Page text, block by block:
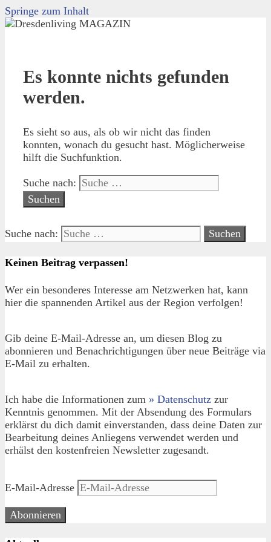
Springe zum Inhalt
Es konnte nichts gefunden
werden.
Es sieht so aus, als ob wir nicht das finden
konnten, wonach du gesucht hast. Möglicherweise
hilft die Suchfunktion.
Suche nach:
Suche nach:
Keinen Beitrag verpassen!
Wer ein besonderes Interesse am Netzwerken hat, kann
hier die spannenden Artikel aus der Region verfolgen!
Gib deine E-Mail-Adresse an, um diesen Blog zu
abonnieren und Benachrichtigungen über neue Beiträge via
E-Mail zu erhalten.
Ich habe die Informationen zum » Datenschutz zur
Kenntnis genommen. Mit der Absendung des Formulars
erklärst du dich damit einverstanden, dass deine Daten zur
Bearbeitung deines Anliegens verwendet werden und
erhälst den kostenfreien Newsletter zugesandt.
E-Mail-Adresse
Abonnieren